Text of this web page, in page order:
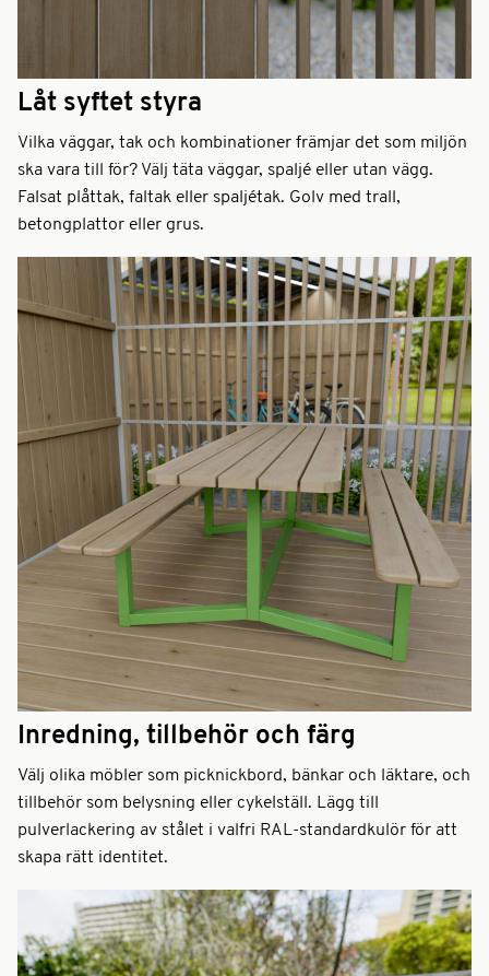
Låt syftet styra
Vilka väggar, tak och kombinationer främjar det som miljön
ska vara till för? Välj täta väggar, spaljé eller utan vägg.
Falsat plåttak, faltak eller spaljétak. Golv med trall,
betongplattor eller grus.
Inredning, tillbehör och färg
Välj olika möbler som picknickbord, bänkar och läktare, och
tillbehör som belysning eller cykelställ. Lägg till
pulverlackering av stålet i valfri RAL-standardkulör för att
skapa rätt identitet.